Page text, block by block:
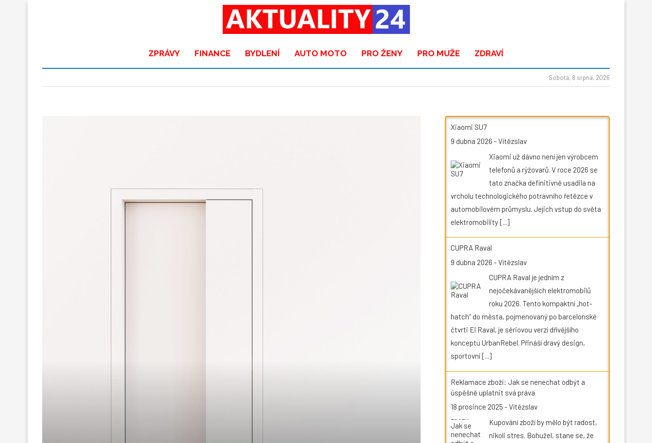
ZPRÁVY FINANCE BYDLENÍ AUTO MOTO PRO ŽENY PRO MUŽE ZDRAVÍ
Sobota, 8 srpna, 2026
Xiaomi SU7
9 dubna 2026 -Vítězslav
Xiaomi už dávno není jen výrobcem
telefonů a rýžovarů. V roce 2026 se
tato značka definitivně usadila na
vrcholu technologického potravního řetězce v
automobilovém průmyslu. Jejich vstup do světa
elektromobility[...]
CUPRA Raval
9 dubna 2026 -Vítězslav
CUPRA Raval je jedním z
nejočekávanějších elektromobilů
roku 2026. Tento kompaktní „hot-
hatch“ do města, pojmenovaný po barcelonské
čtvrti El Raval, je sériovou verzí dřívějšího
konceptu UrbanRebel. Přináší dravý design,
sportovní [...]
Reklamace zboží: Jak se nenechat odbýt a
úspěšně uplatnit svá práva
18 prosince 2025 -Vítězslav
Kupování zboží by mělo být radost,
nikoli stres. Bohužel, stane se, že